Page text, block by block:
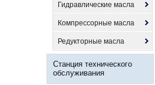
Гидравлические масла
Компрессорные масла
Редукторные масла
Станция технического
обслуживания